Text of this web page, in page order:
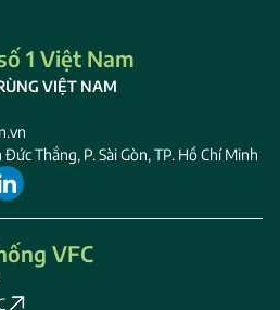
1 Việt Nam
VIỆT NAM
Thắng, P. Sài Gòn, TP. Hồ Chí Minh
VFC